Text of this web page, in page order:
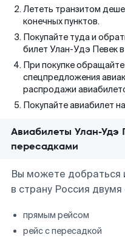
Лететь транзитом
конечных пунктов.
Покупайте туда и
билет Улан-Удэ Певек
При покупке
спецпредложения
распродажи
Покупайте авиабилет
Авиабилеты Улан-Удэ
пересадками
Вы можете добраться
в страну Россия
прямым рейсом
рейс с пересадкой